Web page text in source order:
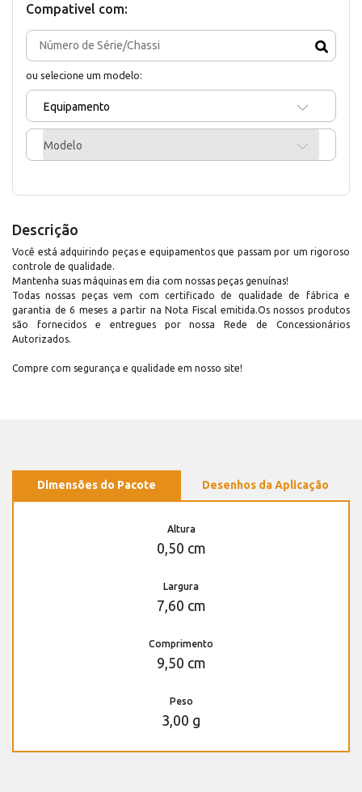
Compativel com:
ou selecione um modelo:
Equipamento
Modelo
Descrição
Você está adquirindo peças e equipamentos que passam por um rigoroso
controle de qualidade.
Mantenha suas máquinas em dia com nossas peças genuínas!
Todas nossas peças vem com certificado de qualidade de fábrica e
garantia de 6 meses a partir na Nota Fiscal emitida.Os nossos produtos
são fornecidos e entregues por nossa Rede de Concessionários
Autorizados.
Compre com segurança e qualidade em nosso site!
Dimensões do Pacote Desenhos da Aplicação
Altura
0,50 cm
Largura
7,60 cm
Comprimento
9,50 cm
Peso
3,00 g